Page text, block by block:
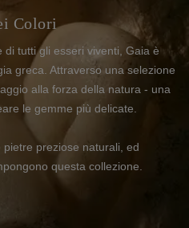
Colori
tutti gli esseri viventi, Gaia è
greca. Attraverso una selezione
alla forza della natura - una
le gemme più delicate.
preziose naturali, ed
questa collezione.